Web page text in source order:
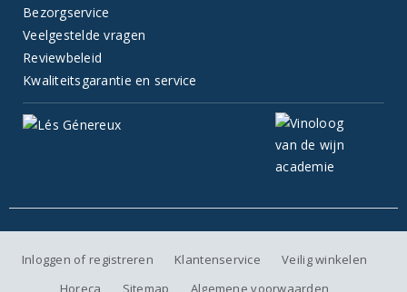
Bezorgservice
Veelgestelde vragen
Reviewbeleid
Kwaliteitsgarantie en service
Inloggen of registreren Klantenservice
Veilig winkelen
Horeca
Sitemap Algemene voorwaarden